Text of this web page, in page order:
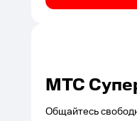
МТС
Общайтесь